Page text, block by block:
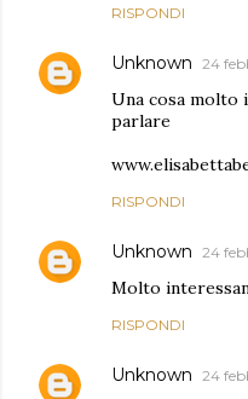
RISPONDI
Unknown 24
Una cosa molto
parlare
RISPONDI
Unknown 24
Molto
RISPONDI
Unknown 24